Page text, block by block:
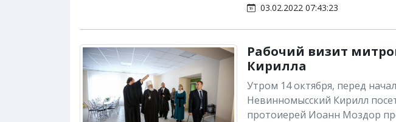
03.02.2022 07:43:23
Рабочий визит
Кирилла
Утром 14 октября, перед
Невинномысский Кирилл
протоиерей Иоанн Моздор